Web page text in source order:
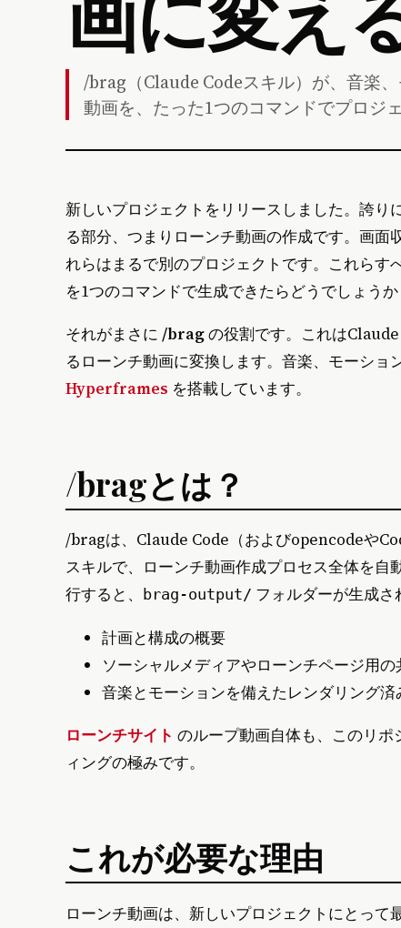
/brag（Claude Codeスキル）が、音楽
動画を、たった1つのコマンドでプロジ
新しいプロジェクトをリリースしました。誇
る部分、つまりローンチ動画の作成です。画
れらはまるで別のプロジェクトです。これら
を1つのコマンドで生成できたらどうでしょうか
それがまさに /bragの役割です。これは
るローンチ動画に変換します。音楽、モーショ
Hyperframes を搭載しています。
/bragとは？
/bragは、Claude Code（およびopencodeや
スキルで、ローンチ動画作成プロセス全体を
行すると、
brag-output/ フォルダーが生成さ
計画と構成の概要
ソーシャルメディアやローンチページ用の
音楽とモーションを備えたレンダリング済
ローンチサイト のループ動画自体も、このリ
ィングの極みです。
これが必要な理由
ローンチ動画は、新しいプロジェクトにとって